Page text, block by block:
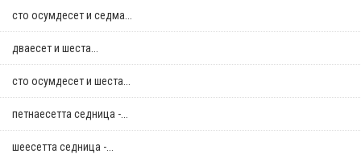
сто осумдесет и седма...
дваесет и шеста...
сто осумдесет и шеста...
петнаесетта седница -...
шеесетта седница -...